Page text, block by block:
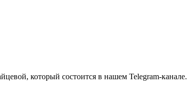
который состоится в нашем Telegram-канале.